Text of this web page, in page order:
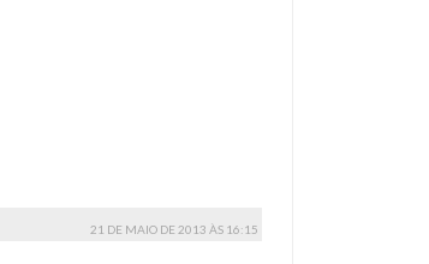
21 DE MAIO DE 2013 ÀS 16:15